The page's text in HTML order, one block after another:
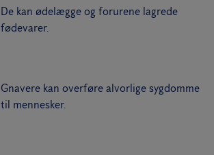
De kan ødelægge og forurene lagrede
fødevarer.
Gnavere kan overføre alvorlige sygdomme
til mennesker.